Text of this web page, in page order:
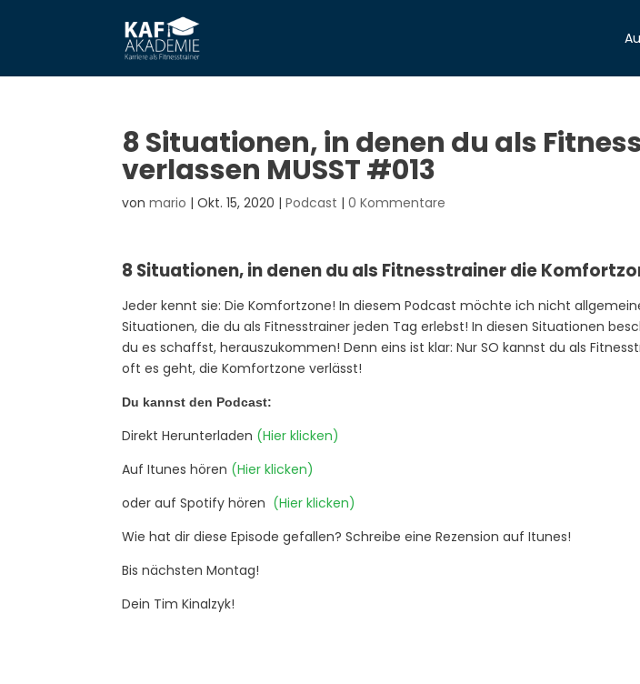
8 Situationen, in denen du als
verlassen MUSST #013
vonmario |Okt. 15, 2020 |Podcast |0 Kommentare
8 Situationen, in denen du als Fitnesstrainer die
Jeder kennt sie: Die Komfortzone! In diesem Podcast möchte ich nicht
Situationen, die du als Fitnesstrainer jeden Tag erlebst! In diesen Situationen
du es schaffst, herauszukommen! Denn eins ist klar: Nur SO kannst du als
oft es geht, die Komfortzone verlässt!
Du kannst den Podcast:
Direkt Herunterladen (Hier klicken)
Auf Itunes hören (Hier klicken)
oder auf Spotify hören (Hier klicken)
Wie hat dir diese Episode gefallen? Schreibe eine Rezension auf Itunes!
Bis nächsten Montag!
Dein Tim Kinalzyk!